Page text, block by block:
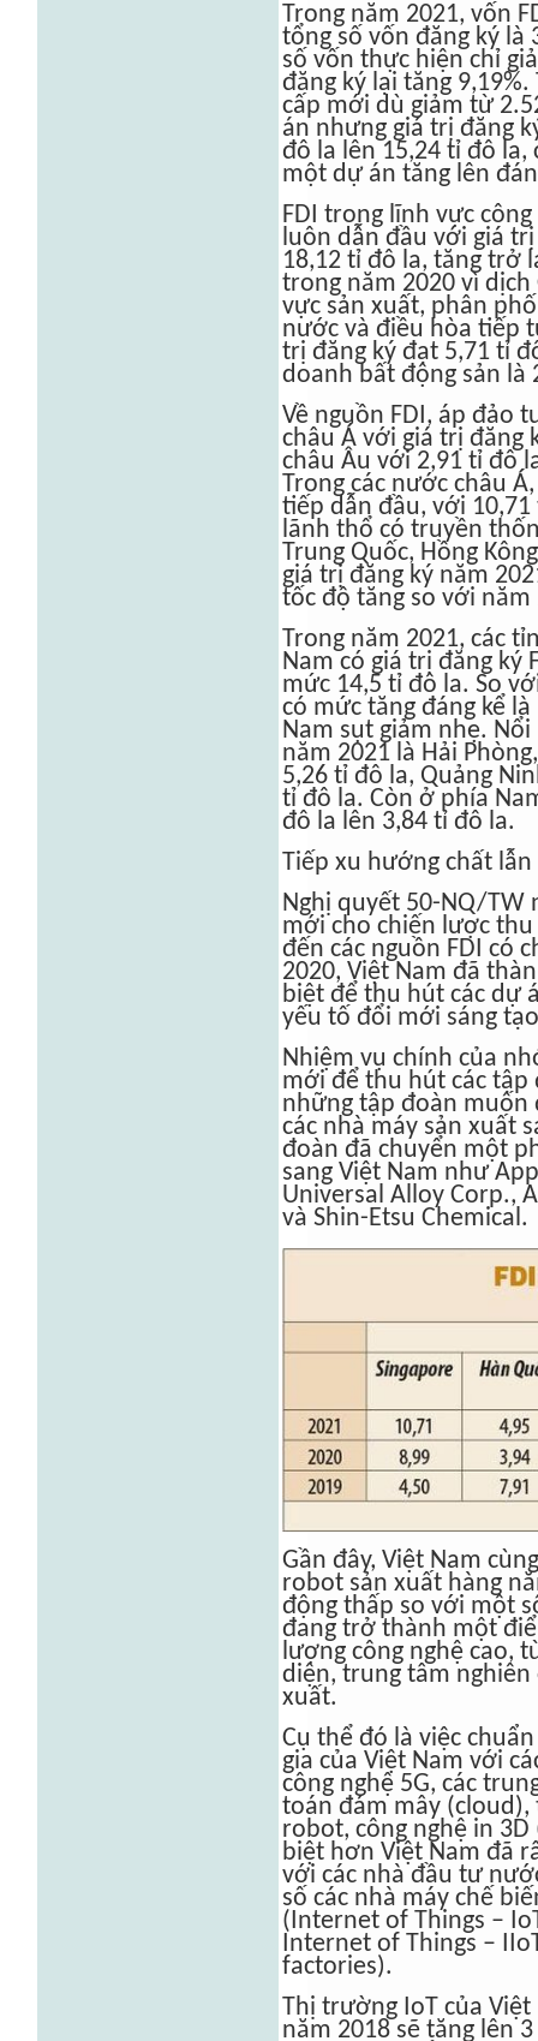
Trong năm 2021, vốn
tổng số vốn đăng ký là
số vốn thực hiện chỉ
đăng ký lại tăng
cấp mới dù giảm từ
án nhưng giá trị đăng
đô la lên 15,24 tỉ đô
một dự án tăng lên
FDI trong lĩnh vực
luôn dẫn đầu với giá
18,12 tỉ đô la, tăng trở
trong năm 2020 vì
vực sản xuất, phân
nước và điều hòa tiếp
trị đăng ký đạt 5,71 tỉ
doanh bất động sản là
Về nguồn FDI, áp đảo
châu Á với giá trị đăng
châu Âu với 2,91 tỉ đô
Trong các nước châu
tiếp dẫn đầu, với
lãnh thổ có truyền
Trung Quốc, Hồng
giá trị đăng ký năm
tốc độ tăng so với năm
Trong năm 2021, các
Nam có giá trị đăng ký
mức 14,5 tỉ đô la. So
có mức tăng đáng kể
Nam sụt giảm nhẹ.
năm 2021 là Hải
5,26 tỉ đô la, Quảng
tỉ đô la. Còn ở phía
đô la lên 3,84 tỉ đô la.
Tiếp xu hướng chất
Nghị quyết 50-NQ/TW
mới cho chiến lược
đến các nguồn FDI có
2020, Việt Nam đã
biệt để thu hút các dự
yếu tố đổi mới sáng
Nhiệm vụ chính của
mới để thu hút các tập
những tập đoàn muốn
các nhà máy sản xuất
đoàn đã chuyển một
sang Việt Nam như
Universal Alloy Corp.,
và Shin-Etsu Chemical.
Gần đây, Việt Nam
robot sản xuất hàng
động thấp so với một
đang trở thành một
lượng công nghệ cao,
diện, trung tâm nghiên
xuất.
Cụ thể đó là việc
gia của Việt Nam với
công nghệ 5G, các
toán đám mây
robot, công nghệ in
biệt hơn Việt Nam đã
với các nhà đầu tư
số các nhà máy chế
(Internet of Things –
Internet of Things –
factories).
Thị trường IoT của
năm 2018 sẽ tăng lên